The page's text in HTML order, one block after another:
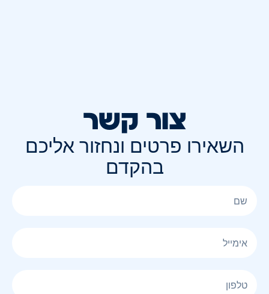
צור קשר
השאירו פרטים ונחזור אליכם
בהקדם